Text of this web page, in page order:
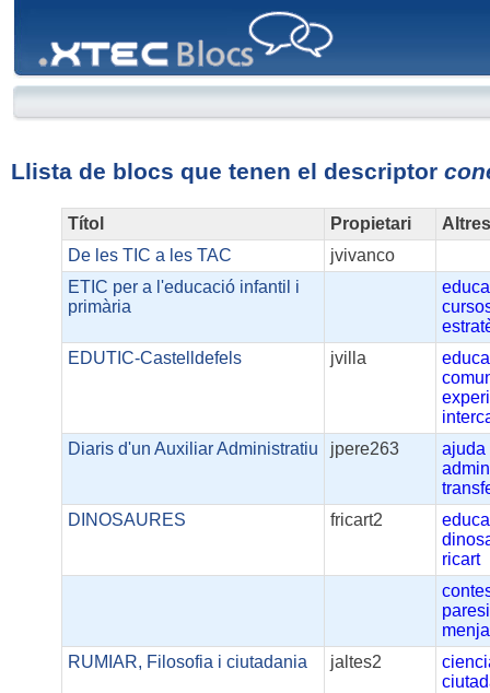
Llista de blocs que tenen el descriptor
Títol Propietari
De les TIC a les TAC
jvivanco
ETIC per a l'educació infantil i
primària
EDUTIC-Castelldefels
jvilla
Diaris d'un Auxiliar Administratiu
jpere263
ajuda
DINOSAURES
fricart2
ricart
RUMIAR, Filosofia i ciutadania
jaltes2